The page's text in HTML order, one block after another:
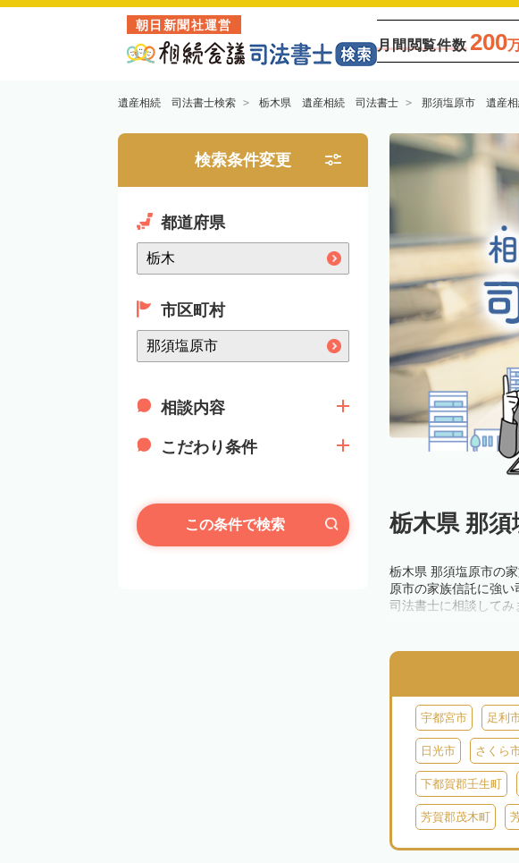
朝日新聞社運営
月間閲覧件数 200
遺産相続 司法書士検索 栃木県 遺産相続 司法書士 那須塩原市 遺産
検索条件変更
都道府県
市区町村
相談内容
こだわり条件
この条件で検索 栃木県 那
栃木県 那須塩原市の
原市の家族信託に強
司法書士に相談してみ
宇都宮市 足利
日光市 さくら
下都賀郡壬生町
芳賀郡茂木町